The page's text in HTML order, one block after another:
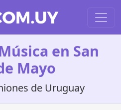
en San
Mayo
de Uruguay